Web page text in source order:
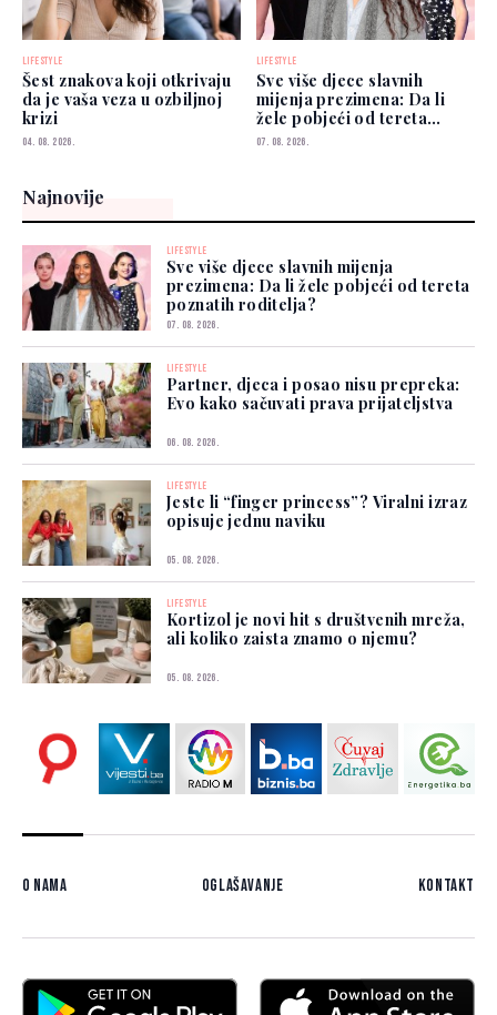
LIFESTYLE
Šest znakova koji otkrivaju
da je vaša veza u ozbiljnoj
krizi
04. 08. 2026.
LIFESTYLE
Sve više djece slavnih
mijenja prezimena: Da li
žele pobjeći od tereta
poznatih roditelja?
07. 08. 2026.
Najnovije
LIFESTYLE
Sve više djece slavnih mijenja
prezimena: Da li žele pobjeći od tereta
poznatih roditelja?
07. 08. 2026.
LIFESTYLE
Partner, djeca i posao nisu prepreka:
Evo kako sačuvati prava prijateljstva
06. 08. 2026.
LIFESTYLE
Jeste li “finger princess”? Viralni izraz
opisuje jednu naviku
05. 08. 2026.
LIFESTYLE
Kortizol je novi hit s društvenih mreža,
ali koliko zaista znamo o njemu?
05. 08. 2026.
O nama Oglašavanje Kontakt